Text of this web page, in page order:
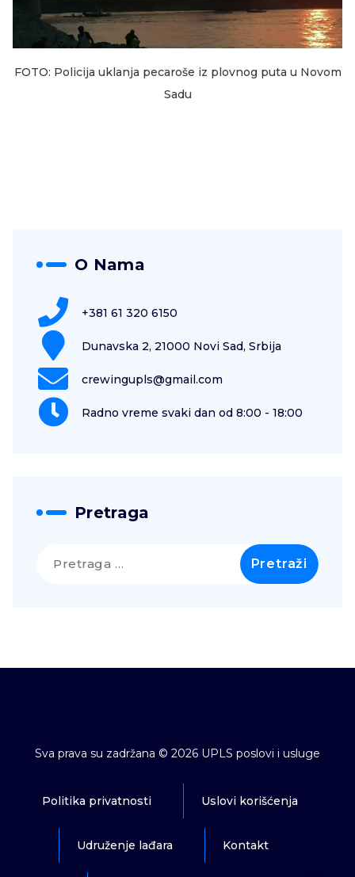
FOTO: Policija uklanja pecaroše iz plovnog puta u Novom
Sadu
O Nama
+381 61 320 6150
Dunavska 2, 21000 Novi Sad, Srbija
crewingupls@gmail.com
Radno vreme svaki dan od 8:00 - 18:00
Pretraga
Sva prava su zadržana © 2026 UPLS poslovi i usluge
Politika privatnosti Uslovi korišćenja
Udruženje lađara Kontakt